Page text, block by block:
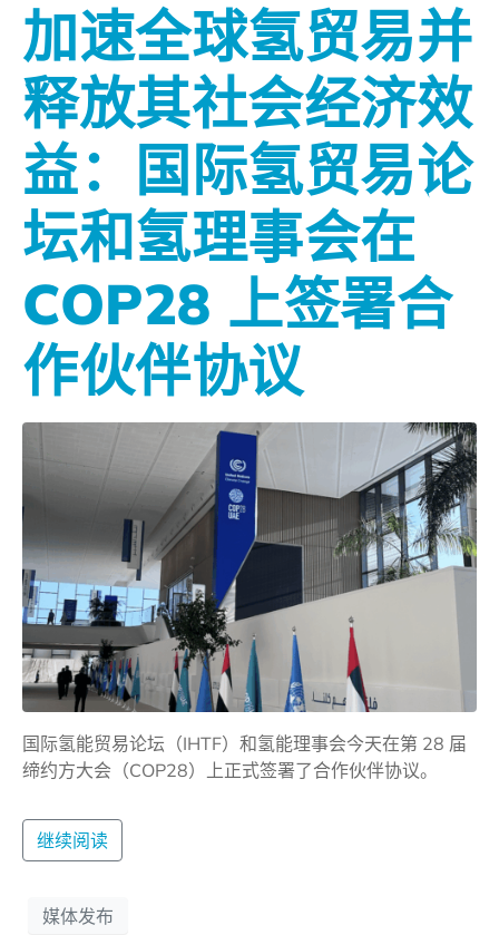
加速全球氢贸易并
释放其社会经济效
益：国际氢贸易论
坛和氢理事会在
COP28 上签署合
作伙伴协议
国际氢能贸易论坛（IHTF）和氢能理事会今天在第 28 届
缔约方大会（COP28）上正式签署了合作伙伴协议。
继续阅读
媒体发布